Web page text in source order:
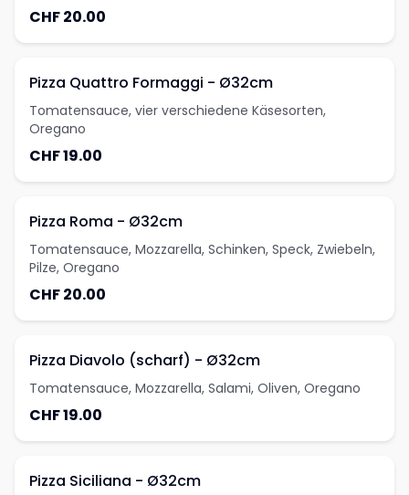
CHF 20.00
Pizza Quattro Formaggi - Ø32cm
Tomatensauce, vier verschiedene Käsesorten,
Oregano
CHF 19.00
Pizza Roma - Ø32cm
Tomatensauce, Mozzarella, Schinken, Speck, Zwiebeln,
Pilze, Oregano
CHF 20.00
Pizza Diavolo (scharf) - Ø32cm
Tomatensauce, Mozzarella, Salami, Oliven, Oregano
CHF 19.00
Pizza Siciliana - Ø32cm